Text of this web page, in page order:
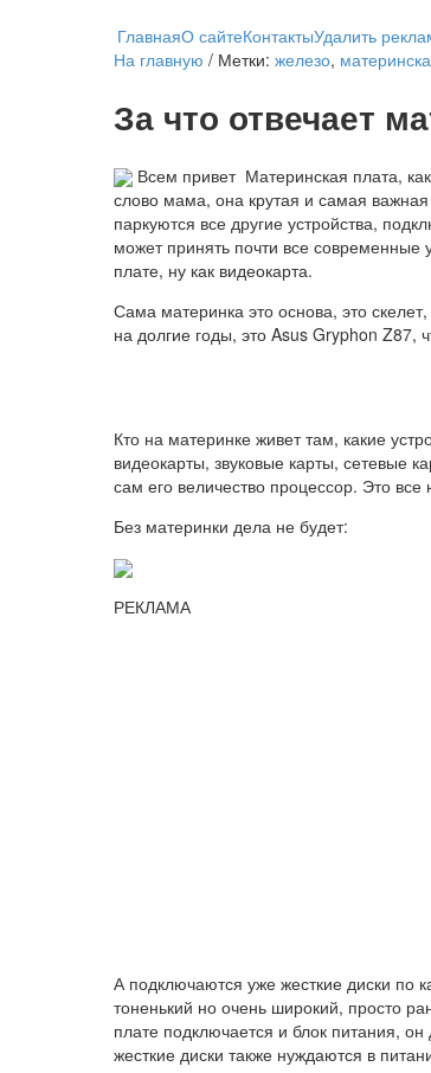
ГлавнаяО сайтеКонтактыУдалить
На главную / Метки: железо,
За что отвечает
Всем привет Материнская плата,
слово мама, она крутая и самая
паркуются все другие устройства,
может принять почти все современные
плате, ну как видеокарта.
Сама материнка это основа, это
на долгие годы, это Asus Gryphon
Кто на материнке живет там, какие
видеокарты, звуковые карты, сетевые
сам его величество процессор. Это
Без материнки дела не будет:
РЕКЛАМА
А подключаются уже жесткие диски по
тоненький но очень широкий, просто
плате подключается и блок питания,
жесткие диски также нуждаются в